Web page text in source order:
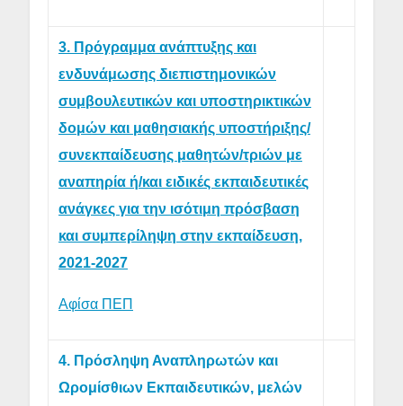
3. Πρόγραμμα ανάπτυξης και
ενδυνάμωσης διεπιστημονικών
συμβουλευτικών και υποστηρικτικών
δομών και μαθησιακής υποστήριξης/
συνεκπαίδευσης μαθητών/τριών με
αναπηρία ή/και ειδικές εκπαιδευτικές
ανάγκες για την ισότιμη πρόσβαση
και συμπερίληψη στην εκπαίδευση,
2021-2027
Αφίσα ΠΕΠ
4. Πρόσληψη Αναπληρωτών και
Ωρομίσθιων Εκπαιδευτικών, μελών